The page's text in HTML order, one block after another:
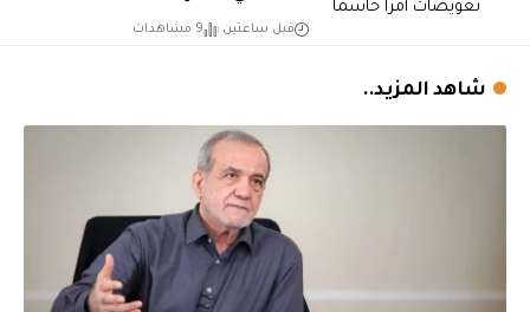
قبل ساعتين 9 مشاهدات
شاهد المزيد..